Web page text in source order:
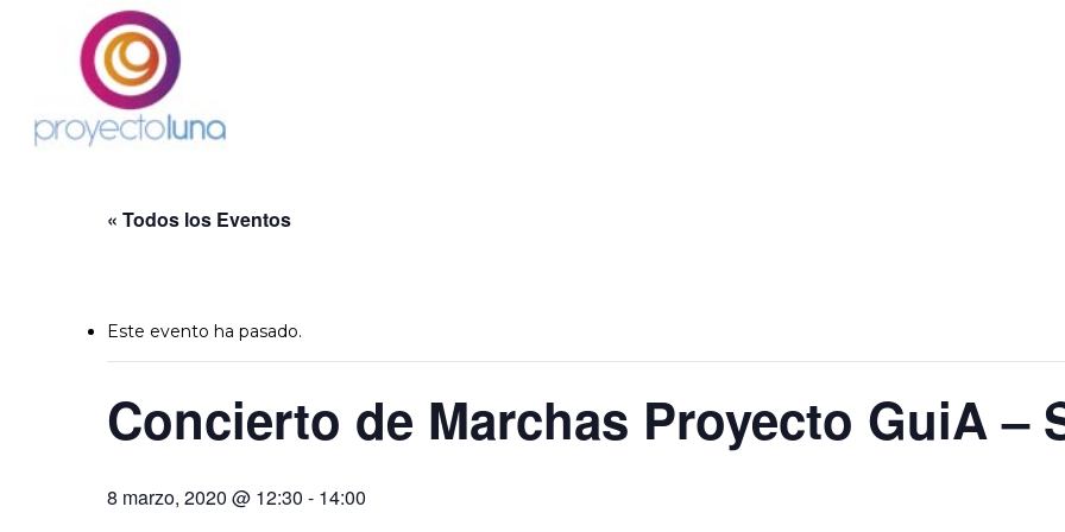
« Todos los Eventos
Este evento ha pasado.
Concierto de Marchas Proyecto GuiA –
8 marzo, 2020 @ 12:30 - 14:00